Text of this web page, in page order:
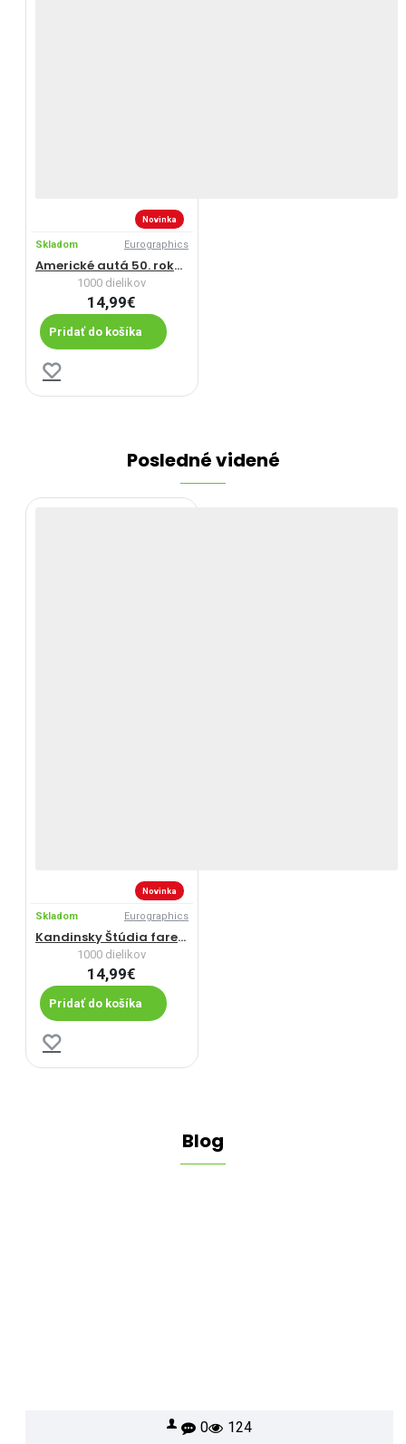
Novinka
Skladom Eurographics
Americké autá 50. rokov
1000 dielikov
14,99€
Pridať do košíka
Posledné videné
Novinka
Skladom Eurographics
Kandinsky Štúdia farebných štvorcov
1000 dielikov
14,99€
Pridať do košíka
Blog
0 124